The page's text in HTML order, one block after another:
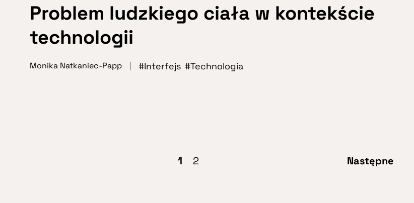
Problem ludzkiego ciała w kontekście
technologii
Monika Natkaniec-Papp Interfejs Technologia
1 2 Następne